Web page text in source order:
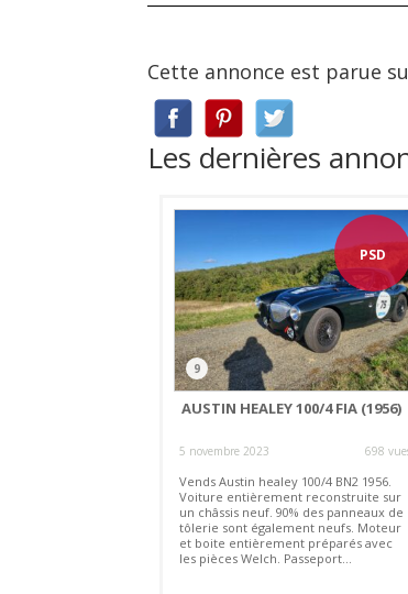
Cette annonce est parue
Les dernières
PSD
9
AUSTIN HEALEY 100/4 FIA (1956)
5 novembre 2023 698
Vends Austin healey 100/4 BN2 1956.
Voiture entièrement reconstruite sur
un châssis neuf. 90% des panneaux de
tôlerie sont également neufs. Moteur
et boite entièrement préparés avec
les pièces Welch. Passeport...